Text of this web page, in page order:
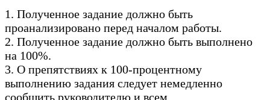
1. Полученное задание должно быть
проанализировано перед началом работы.
2. Полученное задание должно быть выполнено
на 100%.
3. О препятствиях к 100-процентному
выполнению задания следует немедленно
сообщить руководителю и всем